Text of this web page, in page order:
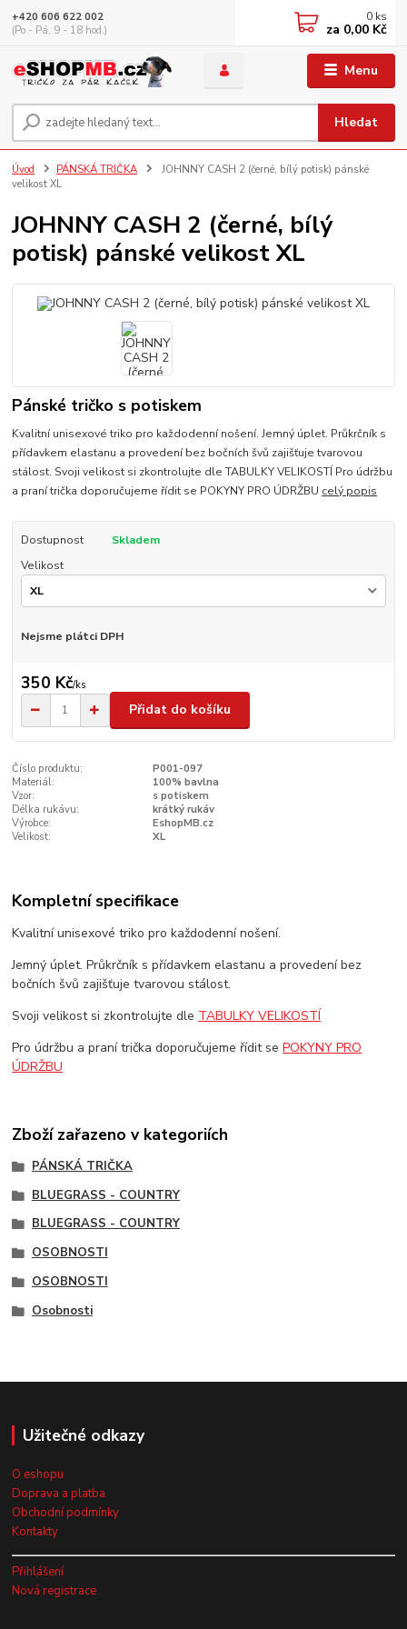
Menu
Hledat
+420 606 622 002
(Po - Pá, 9 - 18 hod.)
0 ks
za 0,00 Kč
Úvod PÁNSKÁ TRIČKA
JOHNNY CASH 2 (černé, bílý potisk) pánské
velikost XL
JOHNNY CASH 2 (černé, bílý
potisk) pánské velikost XL
Pánské tričko s potiskem
Kvalitní unisexové triko pro každodenní nošení. Jemný úplet. Průkrčník s
přídavkem elastanu a provedení bez bočních švů zajišťuje tvarovou
stálost. Svoji velikost si zkontrolujte dle TABULKY VELIKOSTÍ Pro údržbu
a praní trička doporučujeme řídit se POKYNY PRO ÚDRŽBU celý popis
Dostupnost
Skladem
Velikost
Nejsme plátci DPH
350 Kč/ks
Přidat do košíku
Číslo produktu:
P001-097
Materiál:
100% bavlna
Vzor:
s potiskem
Délka rukávu:
krátký rukáv
Výrobce:
EshopMB.cz
Velikost:
XL
Kompletní specifikace
Kvalitní unisexové triko pro každodenní nošení.
Jemný úplet. Průkrčník s přídavkem elastanu a provedení bez
bočních švů zajišťuje tvarovou stálost.
Svoji velikost si zkontrolujte dle TABULKY VELIKOSTÍ
Pro údržbu a praní trička doporučujeme řídit sePOKYNY PRO
ÚDRŽBU
Zboží zařazeno v kategoriích
PÁNSKÁ TRIČKA
BLUEGRASS - COUNTRY
BLUEGRASS - COUNTRY
OSOBNOSTI
OSOBNOSTI
Osobnosti
Užitečné odkazy
O eshopu
Doprava a platba
Obchodní podmínky
Kontakty
Přihlášení
Nová registrace